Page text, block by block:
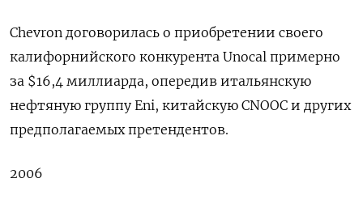
Chevron договорилась о приобретении своего
калифорнийского конкурента Unocal примерно
за $16,4 миллиарда, опередив итальянскую
нефтяную группу Eni, китайскую CNOOC и других
предполагаемых претендентов.
2006